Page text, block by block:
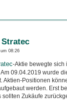
08:26
-Aktie bewegte sich
09.04.2019 wurde
Aktien-Positionen
werden. Erst
sollten Zukäufe